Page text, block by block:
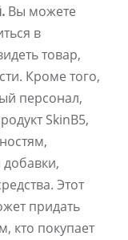
Вы можете
в
товар,
Кроме того,
персонал,
SkinB5,
Этот
придать
кто покупает